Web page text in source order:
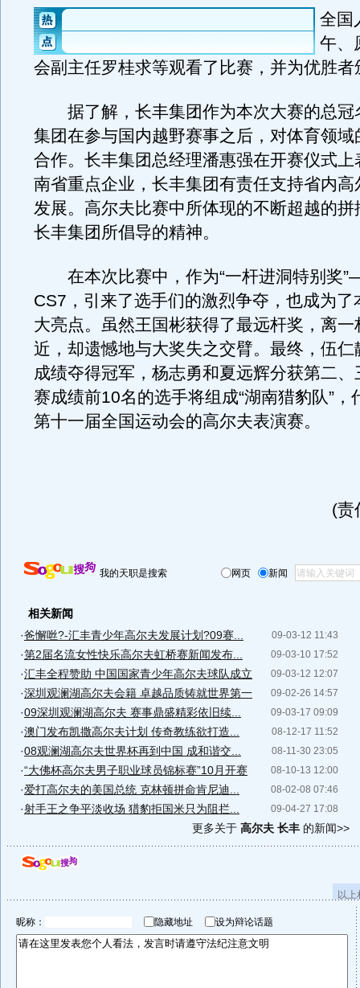
全国
午、
会副主任罗桂求等观看了比赛，并为优胜者
据了解，长丰集团作为本次大赛的总冠
集团在参与国内越野赛事之后，对体育领域
合作。长丰集团总经理潘惠强在开赛仪式上
南省重点企业，长丰集团有责任支持省内高
发展。高尔夫比赛中所体现的不断超越的拼
长丰集团所倡导的精神。
在本次比赛中，作为“一杆进洞特别奖
CS7，引来了选手们的激烈争夺，也成为了
大亮点。虽然王国彬获得了最远杆奖，离一
近，却遗憾地与大奖失之交臂。最终，伍
成绩夺得冠军，杨志勇和夏远辉分获第二、
赛成绩前10名的选手将组成“湖南猎豹队”，
第十一届全国运动会的高尔夫表演赛。
(责
我的天职是搜索 网页 新闻
相关新闻
09-03-12 11:43
·爸懈咝?-汇丰青少年高尔夫发展计划?09赛...
09-03-10 17:52
·第2届名流女性快乐高尔夫虹桥赛新闻发布...
09-03-12 12:07
·汇丰全程赞助 中国国家青少年高尔夫球队成立
09-02-26 14:57
·深圳观澜湖高尔夫会籍 卓越品质铸就世界第一
09-03-17 09:09
·09深圳观澜湖高尔夫 赛事鼎盛精彩依旧续...
08-12-17 11:52
·澳门发布凯撒高尔夫计划 传奇教练欲打造...
08-11-30 23:05
·08观澜湖高尔夫世界杯再到中国 成和谐交...
08-10-13 12:00
·“大佛杯高尔夫男子职业球员锦标赛”10月开赛
08-02-08 07:46
·爱打高尔夫的美国总统 克林顿拼命肯尼迪...
09-04-27 17:08
·射手王之争平淡收场 猎豹拒国米只为阻拦...
更多关于 高尔夫 长丰 的新闻>>
以
昵称： 隐藏地址 设为辩论话题